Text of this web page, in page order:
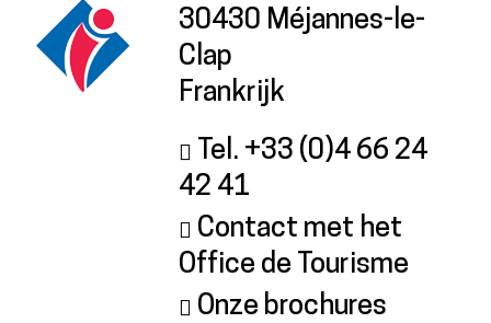
30430 Méjannes-le-
Clap
Frankrijk
Tel. +33 (0)4 66 24
42 41
Contact met het
Office de Tourisme
Onze brochures